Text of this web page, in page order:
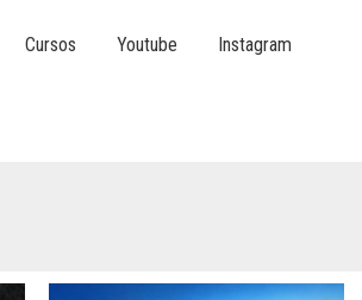
Cursos Youtube Instagram